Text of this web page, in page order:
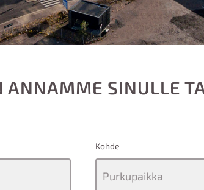
SINULLE
Kohde